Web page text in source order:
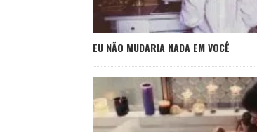
EU NÃO MUDARIA NADA EM VOCÊ